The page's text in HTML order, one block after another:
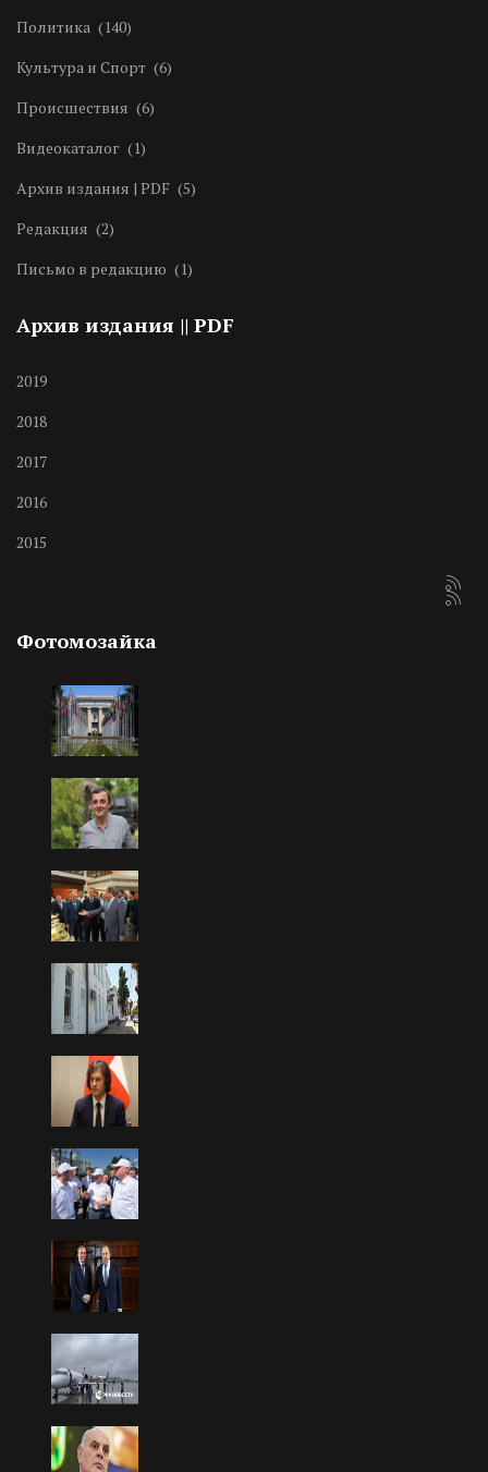
Политика (140)
Культура и Спорт (6)
Происшествия (6)
Видеокаталог (1)
Архив издания | PDF (5)
Редакция (2)
Письмо в редакцию (1)
Архив издания || PDF
2019
2018
2017
2016
2015
Фотомозайка